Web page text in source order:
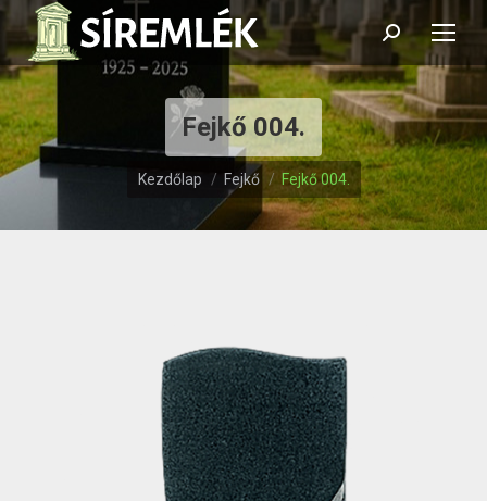
Search:
Fejkő 004.
Itt vagy:
Kezdőlap Fejkő Fejkő 004.